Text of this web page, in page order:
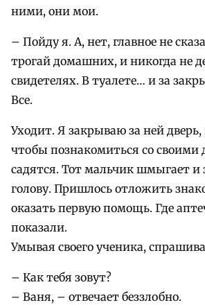
ними, они мои.
– Пойду я. А, нет, главное не
трогай домашних, и никогда не
свидетелях. В туалете… и за
Все.
Уходит. Я закрываю за ней дверь,
чтобы познакомиться со своими
садятся. Тот мальчик шмыгает и
голову. Пришлось отложить
оказать первую помощь. Где
показали.
Умывая своего ученика,
– Как тебя зовут?
– Ваня, – отвечает беззлобно.